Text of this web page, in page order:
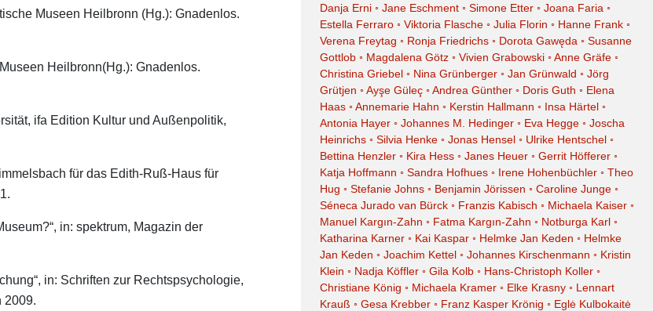
Museen Heilbronn (Hg.): Gnadenlos.
Heilbronn(Hg.): Gnadenlos.
ifa Edition Kultur und Außenpolitik,
für das Edith-Ruß-Haus für
in: spektrum, Magazin der
in: Schriften zur Rechtspsychologie,
2009.
Danja Erni ◦ Jane Eschment ◦ Simone Etter ◦ Joana Faria ◦
Estella Ferraro ◦ Viktoria Flasche ◦ Julia Florin ◦ Hanne Frank ◦
Verena Freytag ◦ Ronja Friedrichs ◦ Dorota Gawęda ◦ Susanne
Gottlob ◦ Magdalena Götz ◦ Vivien Grabowski ◦Anne Gräfe ◦
Christina Griebel ◦ Nina Grünberger ◦ Jan Grünwald ◦ Jörg
Grütjen ◦Ayşe Güleç ◦Andrea Günther ◦ Doris Guth ◦ Elena
Haas ◦Annemarie Hahn ◦ Kerstin Hallmann ◦ Insa Härtel ◦
Antonia Hayer ◦ Johannes M. Hedinger ◦ Eva Hegge ◦ Joscha
Heinrichs ◦ Silvia Henke ◦ Jonas Hensel ◦ Ulrike Hentschel ◦
Bettina Henzler ◦ Kira Hess ◦ Janes Heuer ◦ Gerrit Höfferer ◦
Katja Hoffmann ◦ Sandra Hofhues ◦ Irene Hohenbüchler ◦ Theo
Hug ◦ Stefanie Johns ◦ Benjamin Jörissen ◦ Caroline Junge ◦
Séneca Jurado van Bürck ◦ Franzis Kabisch ◦ Michaela Kaiser ◦
Manuel Kargın-Zahn ◦ Fatma Kargın-Zahn ◦ Notburga Karl ◦
Katharina Karner ◦ Kai Kaspar ◦ Helmke Jan Keden ◦ Helmke
Jan Keden ◦ Joachim Kettel ◦ Johannes Kirschenmann ◦ Kristin
Klein ◦ Nadja Köffler ◦ Gila Kolb ◦ Hans-Christoph Koller ◦
Christiane König ◦ Michaela Kramer ◦ Elke Krasny ◦ Lennart
Krauß ◦ Gesa Krebber ◦ Franz Kasper Krönig ◦ Eglė Kulbokaitė